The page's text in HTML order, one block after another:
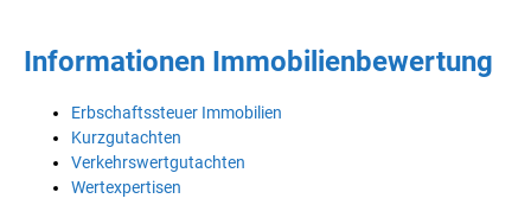
Informationen Immobilienbewertung
Erbschaftssteuer Immobilien
Kurzgutachten
Verkehrswertgutachten
Wertexpertisen